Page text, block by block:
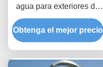
agua para exteriores de
acero inoxidable con
diseño de bucle para
decoración
Obtenga el mejor precio